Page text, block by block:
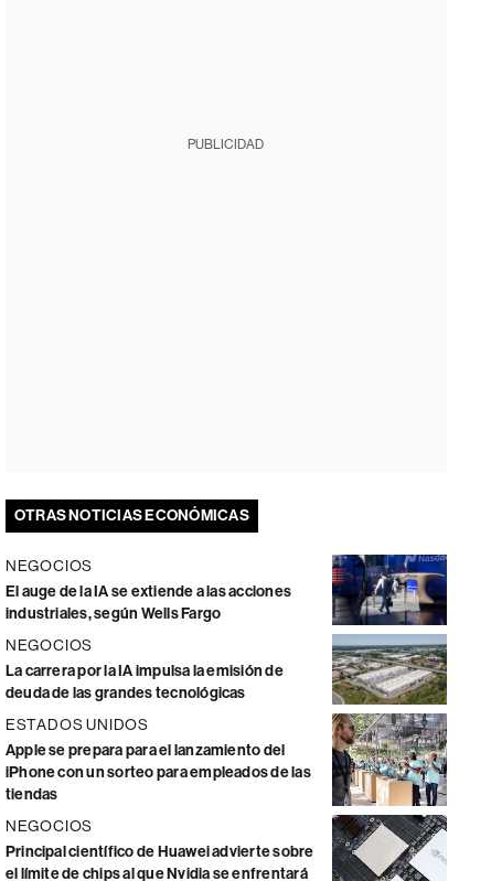
PUBLICIDAD
OTRAS NOTICIAS ECONÓMICAS
NEGOCIOS
El auge de la IA se extiende a las acciones
industriales, según Wells Fargo
NEGOCIOS
La carrera por la IA impulsa la emisión de
deuda de las grandes tecnológicas
ESTADOS UNIDOS
Apple se prepara para el lanzamiento del
iPhone con un sorteo para empleados de las
tiendas
NEGOCIOS
Principal científico de Huawei advierte sobre
el límite de chips al que Nvidia se enfrentará